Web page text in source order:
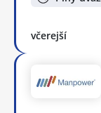
včerejší